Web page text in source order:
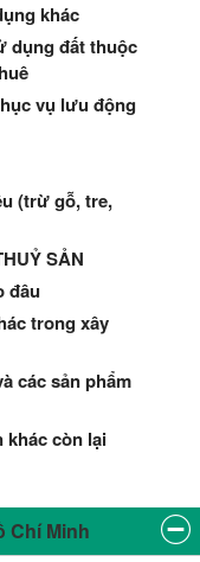
khác
dụng đất thuộc
vụ lưu động
(trừ gỗ, tre,
SẢN
đâu
trong xây
các sản phẩm
khác còn lại
Chí Minh